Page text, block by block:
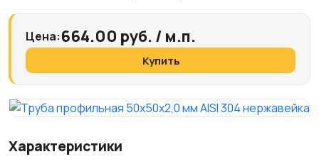
Цена:664.00 руб. / м.п.
Купить
Характеристики